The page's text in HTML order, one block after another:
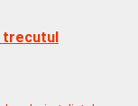
trecutul